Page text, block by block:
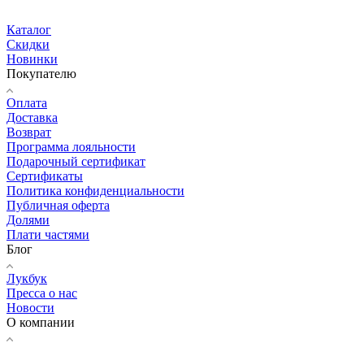
Каталог
Скидки
Новинки
Покупателю
Оплата
Доставка
Возврат
Программа лояльности
Подарочный сертификат
Сертификаты
Политика конфиденциальности
Публичная оферта
Долями
Плати частями
Блог
Лукбук
Пресса о нас
Новости
О компании